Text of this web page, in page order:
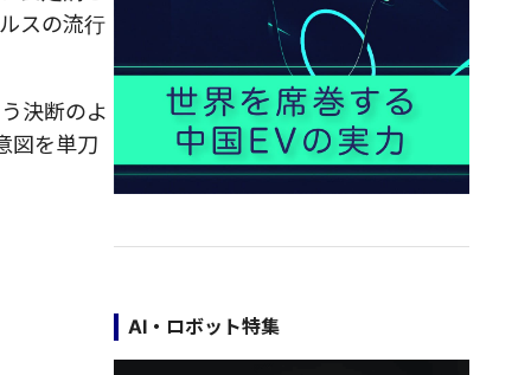
スの流行
決断のよ
図を単刀
AI・ロボット特集